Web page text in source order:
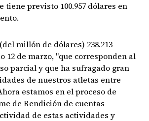
tiene previsto 100.957 dólares en
millón de dólares) 238.213
12 de marzo, "que corresponden al
parcial y que ha sufragado gran
de nuestros atletas entre
estamos en el proceso de
de Rendición de cuentas
de estas actividades y